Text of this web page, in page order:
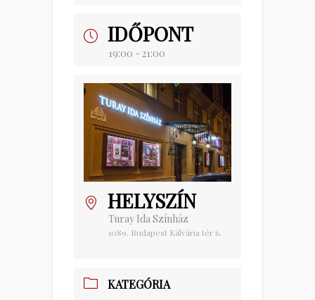
IDŐPONT
19:00 - 21:00
HELYSZÍN
Turay Ida Színház
1089. Budapest Kálvária tér 6.
KATEGÓRIA